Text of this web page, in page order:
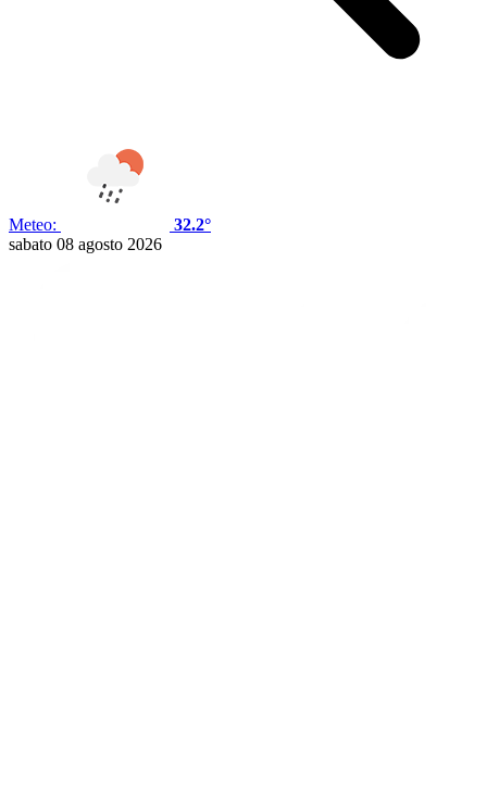
Meteo:
32.2°
sabato 08 agosto 2026